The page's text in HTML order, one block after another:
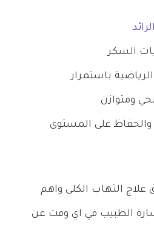
السكر
باستمرار
ومتوازن
على المستوى
التهاب الكلى واهم
الطبيب في اي وقت عن